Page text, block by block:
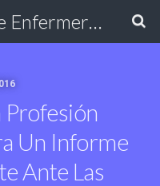
Excmo. Colegio de Enfermería de Cádiz
Profesión
Un Informe
Ante Las